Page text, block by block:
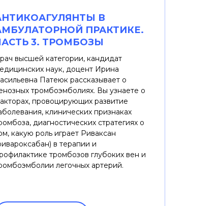
В
ПРАКТИКЕ.
3. ТРОМБОЗЫ
высшей категории, кандидат
наук, доцент Ирина
Патеюк рассказывает о
тромбоэмболиях. Вы узнаете о
провоцирующих развитие
клинических признаках
диагностических стратегиях о
какую роль играет Риваксан
в терапии и
тромбозов глубоких вен и
легочных артерий.